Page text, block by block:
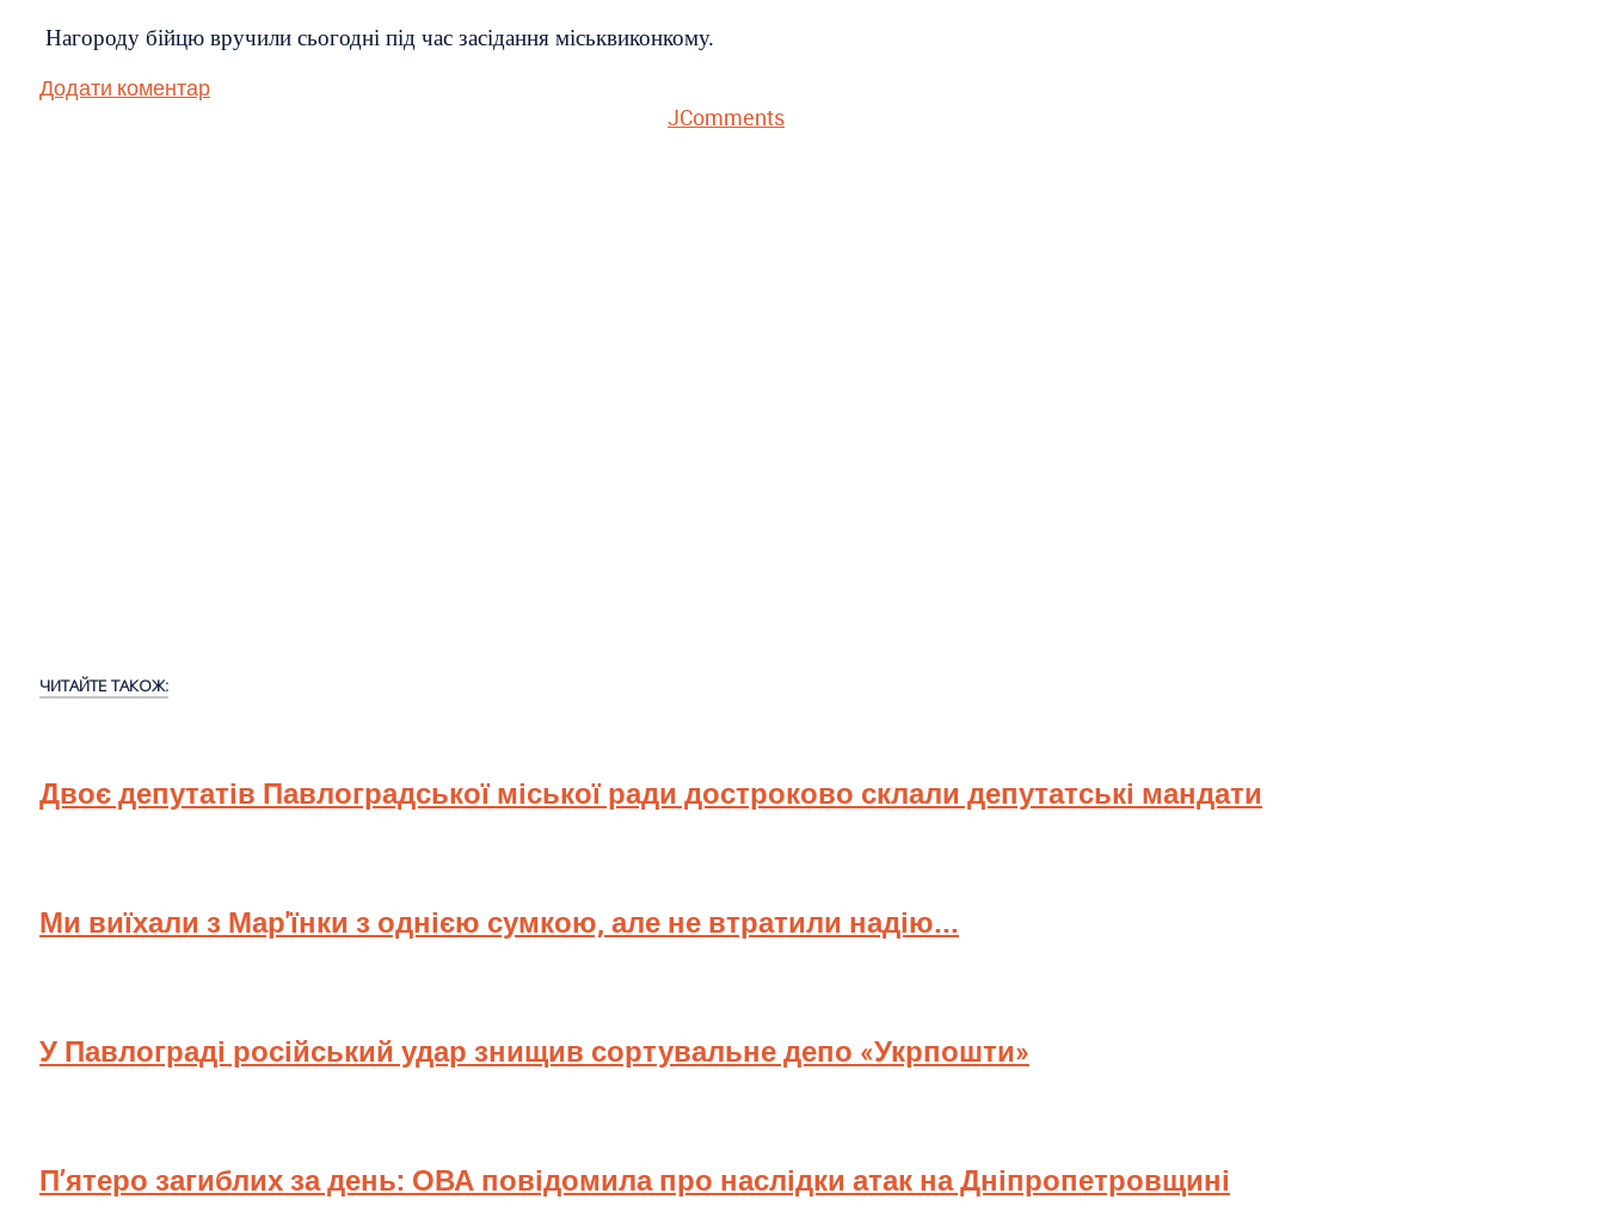
Нагороду бійцю вручили сьогодні під час засідання міськвиконкому.
Додати коментар
JComments
ЧИТАЙТЕ ТАКОЖ:
Двоє депутатів Павлоградської міської ради достроково склали депутатські мандати
Ми виїхали з Мар'їнки з однією сумкою, але не втратили надію...
У Павлограді російський удар знищив сортувальне депо «Укрпошти»
П’ятеро загиблих за день: ОВА повідомила про наслідки атак на Дніпропетровщині